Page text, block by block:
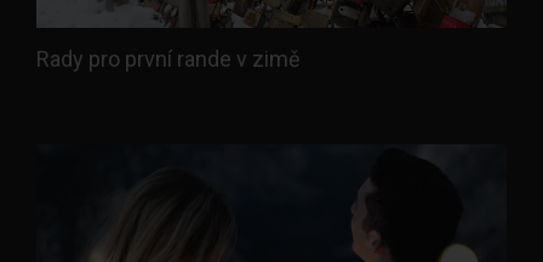
Rady pro první rande v zimě